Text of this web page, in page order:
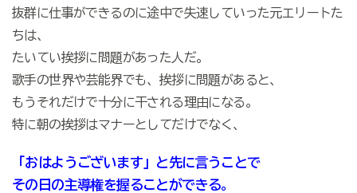
抜群に仕事ができるのに途中で失速していった元エリートた
ちは、
たいてい挨拶に問題があった人だ。
歌手の世界や芸能界でも、挨拶に問題があると、
もうそれだけで十分に干される理由になる。
特に朝の挨拶はマナーとしてだけでなく、
「おはようございます」と先に言うことで
その日の主導権を握ることができる。